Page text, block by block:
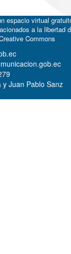
espacio virtual
a la libertad
Commons
Juan Pablo Sanz